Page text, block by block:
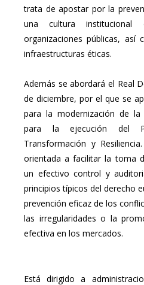
trata de apostar por la
una cultura
organizaciones públicas,
infraestructuras éticas.
Además se abordará el Real
de diciembre, por el que se
para la modernización de la
para la ejecución del
Transformación y
orientada a facilitar la toma
un efectivo control y
principios típicos del derecho
prevención eficaz de los
las irregularidades o la
efectiva en los mercados.
Está dirigido a